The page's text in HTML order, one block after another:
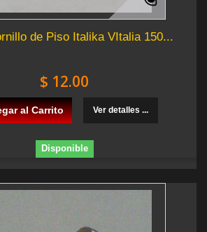
de Piso Italika VItalia 150...
$ 12.00
al Carrito Ver detalles ...
Disponible